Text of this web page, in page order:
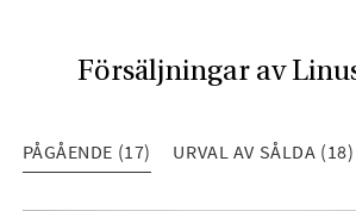
Försäljningar av
PÅGÅENDE (17) URVAL AV SÅLDA (18)